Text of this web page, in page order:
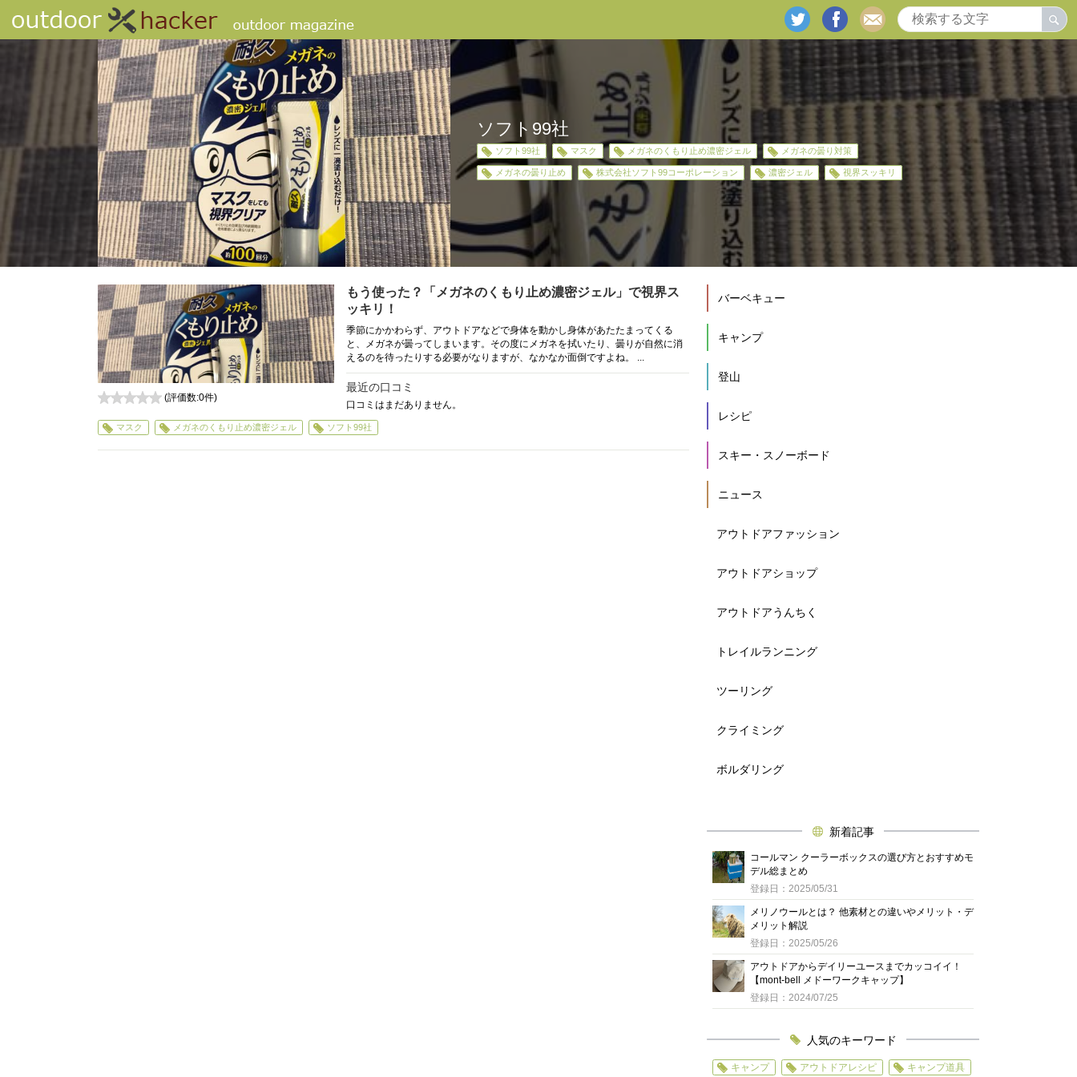
ソフト99社
ソフト99社 マスク メガネのくもり止め濃密ジェル メガネの曇り対策
メガネの曇り止め 株式会社ソフト99コーポレーション 濃密ジェル 視界スッキリ
もう使った？「メガネのくもり止め濃密ジェル」で視界ス
ッキリ！
季節にかかわらず、アウトドアなどで身体を動かし身体があたたまってくる
と、メガネが曇ってしまいます。その度にメガネを拭いたり、曇りが自然に消
えるのを待ったりする必要がなりますが、なかなか面倒ですよね。 ...
最近の口コミ
口コミはまだありません。
(評価数:0件)
マスク メガネのくもり止め濃密ジェル ソフト99社
バーベキュー
キャンプ
登山
レシピ
スキー・スノーボード
ニュース
アウトドアファッション
アウトドアショップ
アウトドアうんちく
トレイルランニング
ツーリング
クライミング
ボルダリング
新着記事
コールマン クーラーボックスの選び方とおすすめモ
デル総まとめ
登録日：2025/05/31
メリノウールとは？ 他素材との違いやメリット・デ
メリット解説
登録日：2025/05/26
アウトドアからデイリーユースまでカッコイイ！
【mont-bell メドーワークキャップ】
登録日：2024/07/25
人気のキーワード
キャンプ アウトドアレシピ キャンプ道具